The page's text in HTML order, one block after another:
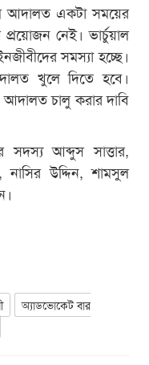
আদালত একটা সময়ের
নেই। ভার্চুয়াল
সমস্যা হচ্ছে।
খুলে দিতে হবে।
আদালত চালু করার দাবি
সদস্য আব্দুস সাত্তার,
উদ্দিন, শামসুল
অ্যাডভোকেট বার